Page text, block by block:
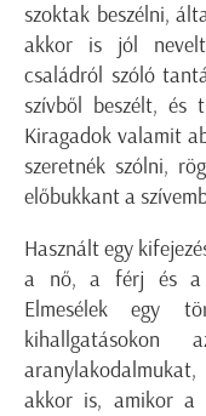
szoktak beszélni,
akkor is jól
családról szóló
szívből beszélt, és
Kiragadok valamit
szeretnék szólni,
előbukkant a
Használt egy
a nő, a férj és a
Elmesélek egy
akkor is, amikor a